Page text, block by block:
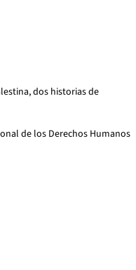
dos historias de
de los Derechos Humanos